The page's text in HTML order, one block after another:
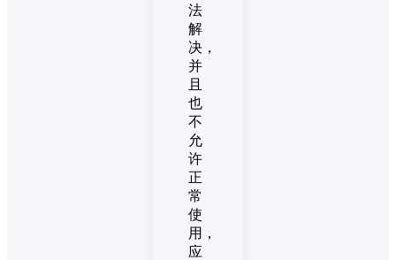
法
解
决，
并
且
也
不
允
许
正
常
使
用，
应